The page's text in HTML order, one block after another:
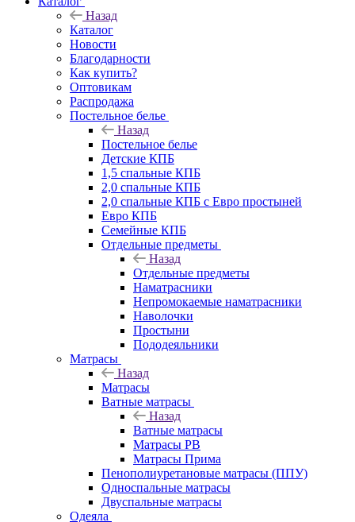
Назад
Каталог
Новости
Благодарности
Как купить?
Оптовикам
Распродажа
Постельное белье
Назад
Постельное белье
Детские КПБ
1,5 спальные КПБ
2,0 спальные КПБ
2,0 спальные КПБ с Евро простыней
Евро КПБ
Семейные КПБ
Отдельные предметы
Назад
Отдельные предметы
Наматрасники
Непромокаемые наматрасники
Наволочки
Простыни
Пододеяльники
Матрасы
Назад
Матрасы
Ватные матрасы
Назад
Ватные матрасы
Матрасы РВ
Матрасы Прима
Пенополиуретановые матрасы (ППУ)
Односпальные матрасы
Двуспальные матрасы
Одеяла